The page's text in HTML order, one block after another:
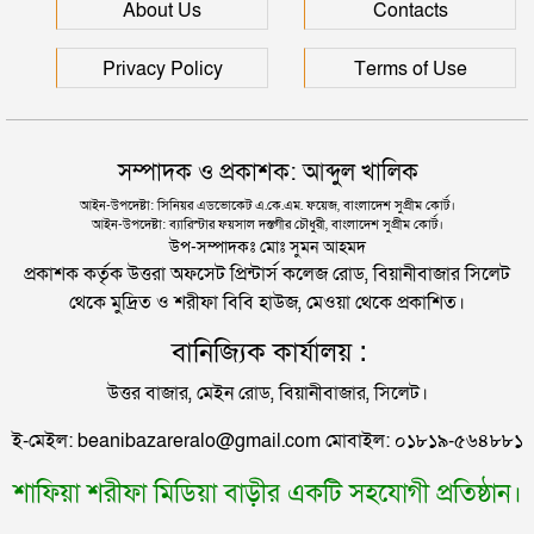
দুর্দান্ত জয়ে ইংল্যান্ডকে হারিয়ে ফাইনালে মেসির আর্জেন্টিনা
ফ্রান্সকে হারিয়ে বিশ্বকাপের ফাইনালে অপ্রতিরোধ্য স্পেন
রেফারিকে মেসি বললেন, ‘আমাকে সম্মান দিয়ে কথা বলো’
সিলেটে স্বামী উপপরিচালক ক্ষমতার কেন্দ্রে স্ত্রী!
হবিগঞ্জে মহাসড়কে ত্রিমুখী সংঘর্ষে প্রাণ গেল ২ জনের
সিলেটে বিদ্যুৎস্পৃষ্টে প্রাণ গেল সিসিক কর্মীর
প্রেমিকের বাড়িতে স্ত্রীর অনশন: দুধ দিয়ে গোসল করে সম্পর্ক
বিচ্ছেদ স্বামীর
রাষ্ট্রপতি নির্বাচনে বিএনপির দুই মনোনয়নপত্র সংগ্রহ
About Us Contacts
Privacy Policy Terms of Use
সম্পাদক ও প্রকাশক: আব্দুল খালিক
আইন-উপদেষ্টা: সিনিয়র এডভোকেট এ.কে.এম. ফয়েজ, বাংলাদেশ সুপ্রীম কোর্ট।
আইন-উপদেষ্টা: ব্যারিস্টার ফয়সাল দস্তগীর চৌধুরী, বাংলাদেশ সুপ্রীম কোর্ট।
উপ-সম্পাদকঃ মোঃ সুমন আহমদ
প্রকাশক কর্তৃক উত্তরা অফসেট প্রিন্টার্স কলেজ রোড, বিয়ানীবাজার সিলেট
থেকে মুদ্রিত ও শরীফা বিবি হাউজ, মেওয়া থেকে প্রকাশিত।
বানিজ্যিক কার্যালয় :
উত্তর বাজার, মেইন রোড, বিয়ানীবাজার, সিলেট।
ই-মেইল: beanibazareralo@gmail.com মোবাইল: ০১৮১৯-৫৬৪৮৮১
শাফিয়া শরীফা মিডিয়া বাড়ীর একটি সহযোগী প্রতিষ্ঠান।